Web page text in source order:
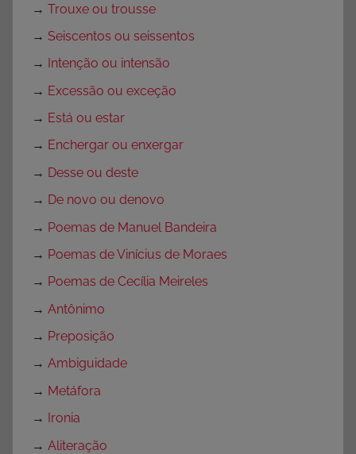
→ Trouxe ou trousse
→ Seiscentos ou seissentos
→
Intenção ou intensão
→ Excessão ou exceção
→ Está ou estar
→ Enchergar ou enxergar
→ Desse ou deste
→ De novo ou denovo
→ Poemas de Manuel Bandeira
→ Poemas de Vinícius de Moraes
→ Poemas de Cecília Meireles
→ Antônimo
→ Preposição
→ Ambiguidade
→ Metáfora
→
Ironia
→ Aliteração